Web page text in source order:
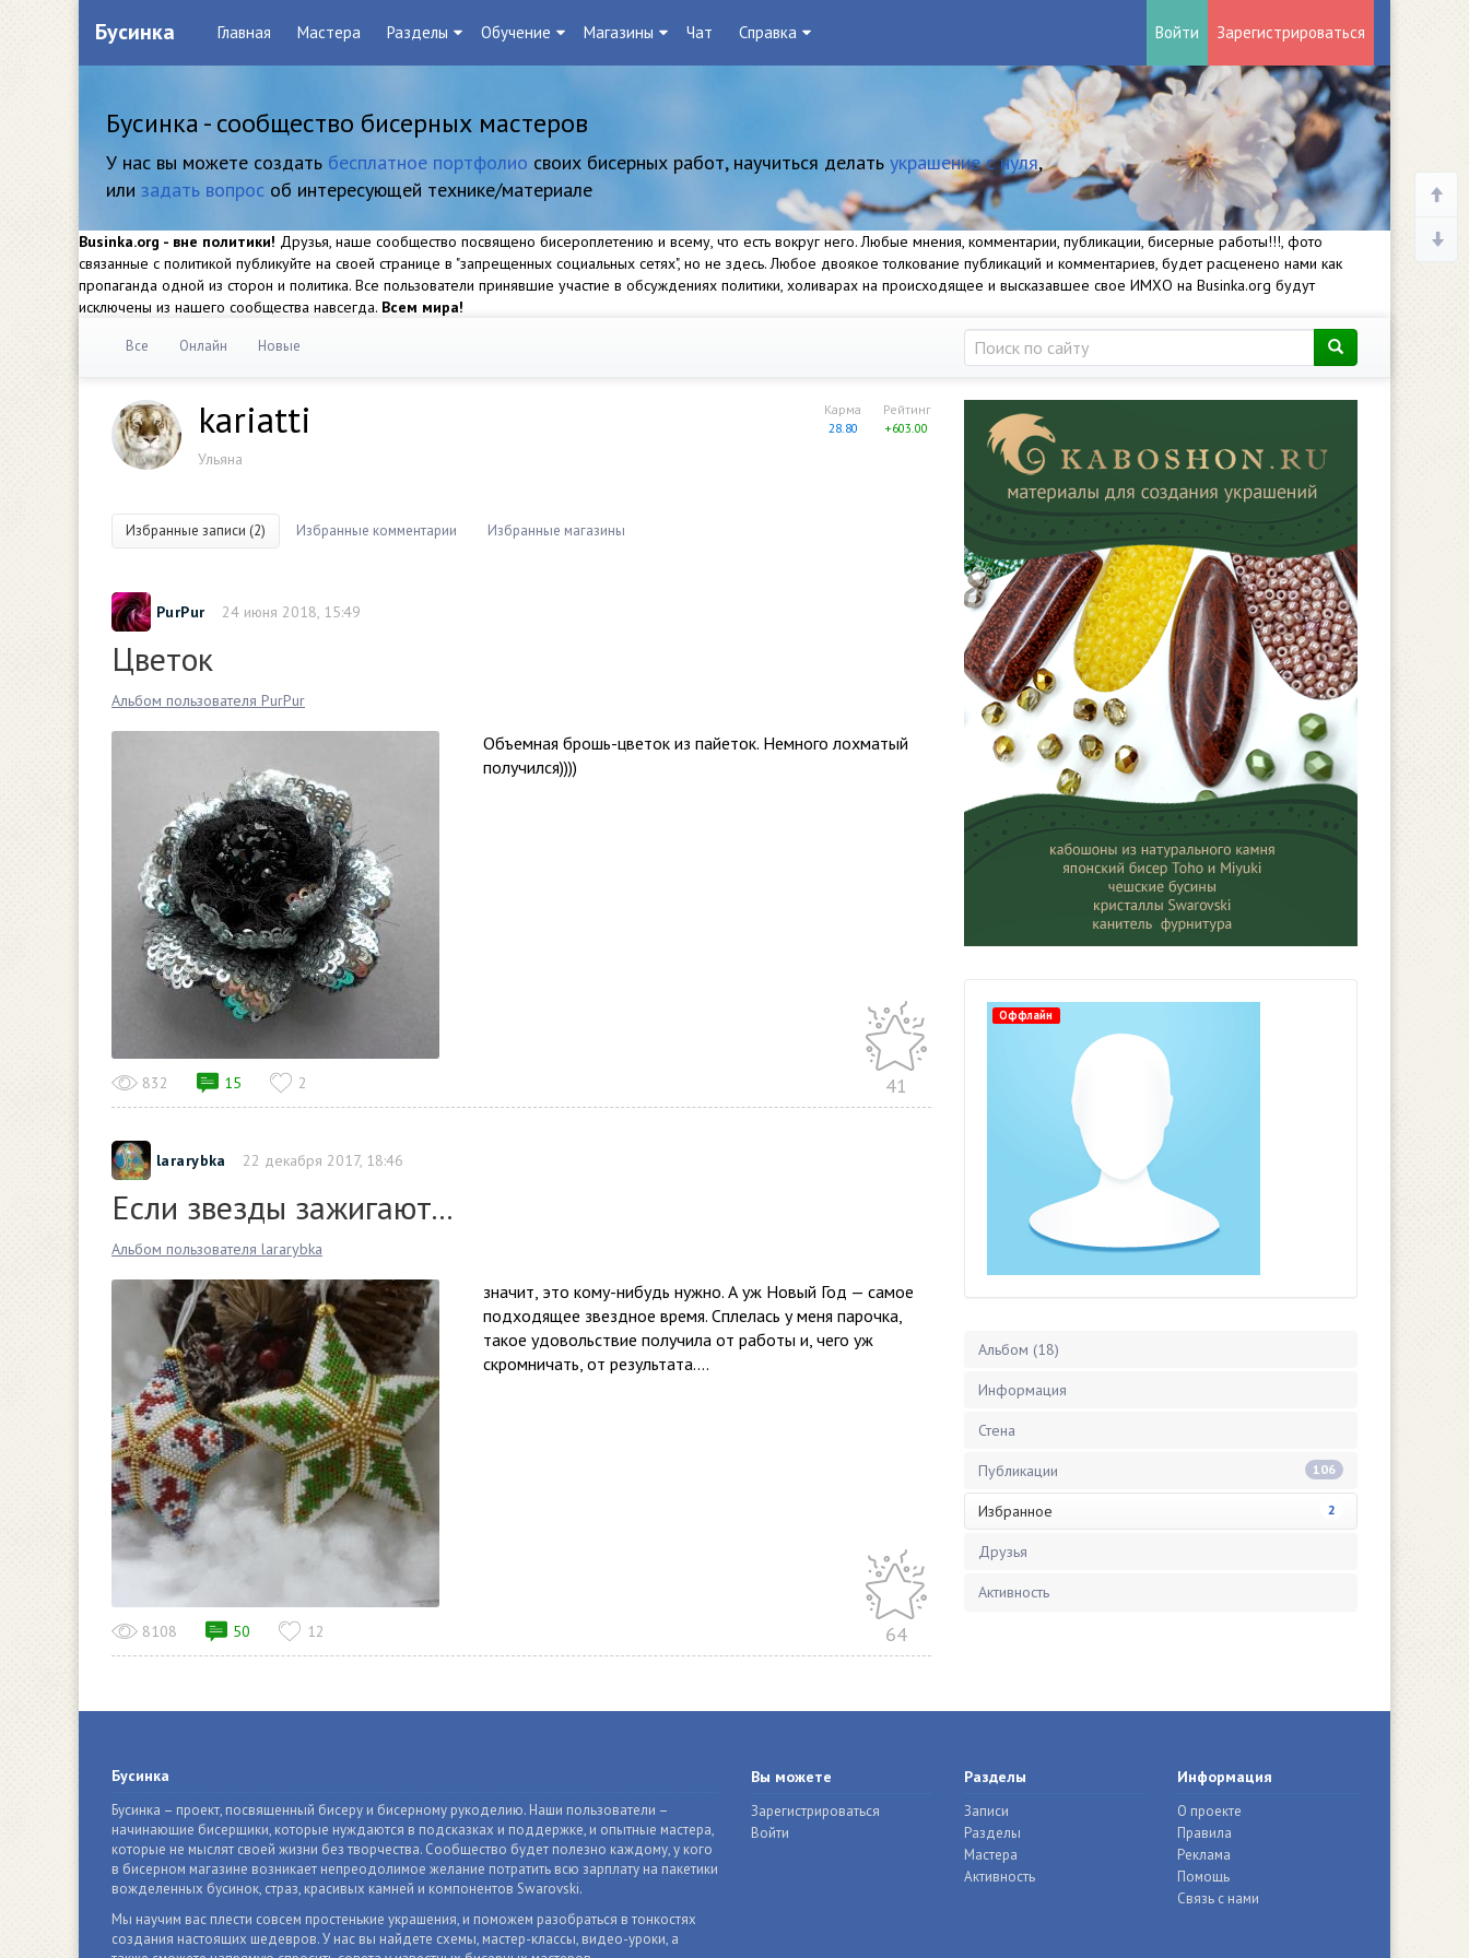
Бусинка Главная Мастера Разделы Обучение Магазины Чат Справка Войти Зарегистрироваться
Бусинка - сообщество бисерных мастеров
У нас вы можете создать бесплатное портфолио своих бисерных работ, научиться делать украшение с нуля,
или задать вопрос об интересующей технике/материале
Businka.org - вне политики! Друзья, наше сообщество посвящено бисероплетению и всему, что есть вокруг него. Любые мнения, комментарии, публикации, бисерные работы!!!, фото
связанные с политикой публикуйте на своей странице в "запрещенных социальных сетях", но не здесь. Любое двоякое толкование публикаций и комментариев, будет расценено нами как
пропаганда одной из сторон и политика. Все пользователи принявшие участие в обсуждениях политики, холиварах на происходящее и высказавшее свое ИМХО на Businka.org будут
исключены из нашего сообщества навсегда. Всем мира!
Все Онлайн Новые
Рейтинг
+603.00
Карма
28.80
kariatti
Ульяна
Избранные записи (2) Избранные комментарии Избранные магазины
PurPur 24 июня 2018, 15:49
Цветок
Альбом пользователя PurPur
Объемная брошь-цветок из пайеток. Немного лохматый
получился))))
41
832 15 2
lararybka 22 декабря 2017, 18:46
Если звезды зажигают...
Альбом пользователя lararybka
значит, это кому-нибудь нужно. А уж Новый Год — самое
подходящее звездное время. Сплелась у меня парочка,
такое удовольствие получила от работы и, чего уж
скромничать, от результата....
64
8108 50 12
Оффлайн
Альбом (18)
Информация
Стена
Публикации 106
Избранное 2
Друзья
Активность
Бусинка
Бусинка – проект, посвященный бисеру и бисерному рукоделию. Наши пользователи –
начинающие бисерщики, которые нуждаются в подсказках и поддержке, и опытные мастера,
которые не мыслят своей жизни без творчества. Сообщество будет полезно каждому, у кого
в бисерном магазине возникает непреодолимое желание потратить всю зарплату на пакетики
вожделенных бусинок, страз, красивых камней и компонентов Swarovski.
Мы научим вас плести совсем простенькие украшения, и поможем разобраться в тонкостях
создания настоящих шедевров. У нас вы найдете схемы, мастер-классы, видео-уроки, а
Вы можете
Зарегистрироваться
Войти
Разделы
Записи
Разделы
Мастера
Активность
Информация
О проекте
Правила
Реклама
Помощь
Связь с нами